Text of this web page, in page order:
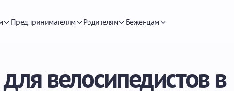
Предпринимателям Родителям Беженцам
велосипедистов в